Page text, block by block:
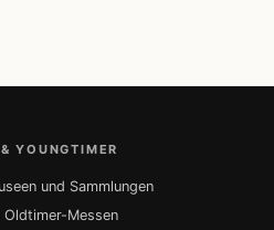
YOUNGTIMER
und Sammlungen
Messen